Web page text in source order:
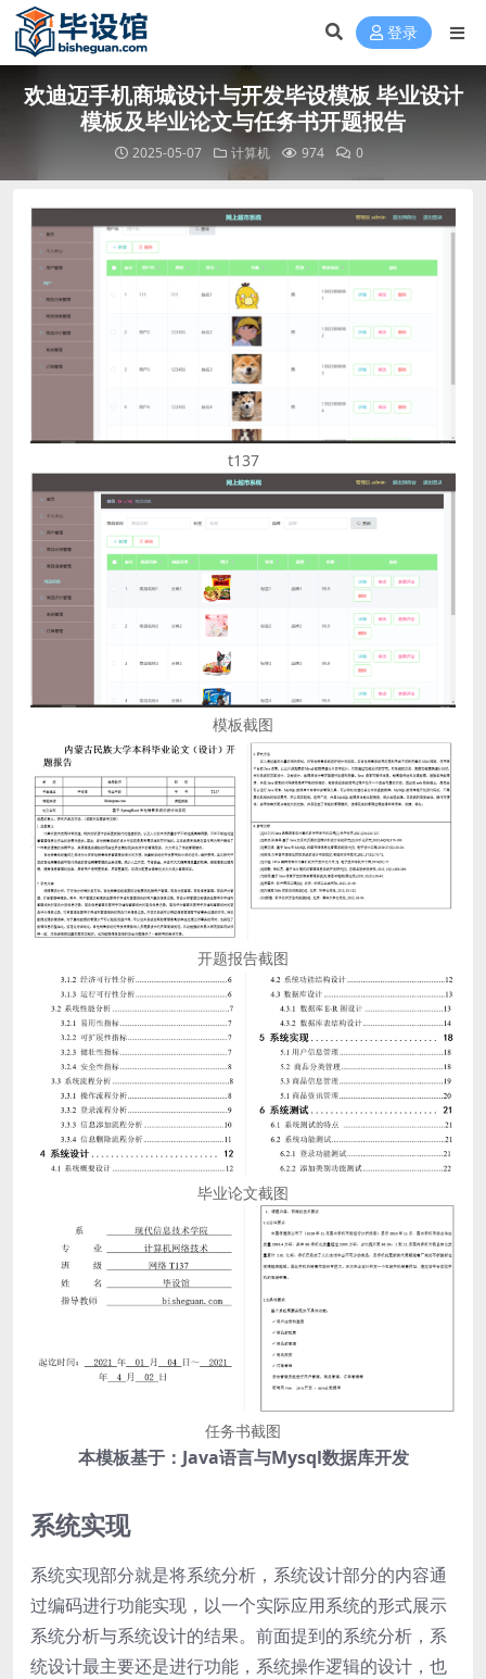
登录
欢迪迈手机商城设计与开发毕设模板 毕业设计
模板及毕业论文与任务书开题报告
2025-05-07 计算机 974 0
t137
模板截图
开题报告截图
毕业论文截图
任务书截图
本模板基于：Java语言与Mysql数据库开发
系统实现
系统实现部分就是将系统分析，系统设计部分的内容通
过编码进行功能实现，以一个实际应用系统的形式展示
系统分析与系统设计的结果。前面提到的系统分析，系
统设计最主要还是进行功能，系统操作逻辑的设计，也